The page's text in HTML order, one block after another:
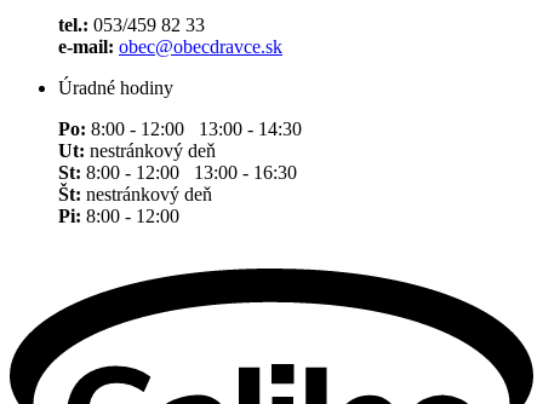
tel.: 053/459 82 33
e-mail: obec@obecdravce.sk
Úradné hodiny
Po: 8:00 - 12:00 13:00 - 14:30
Ut: nestránkový deň
St: 8:00 - 12:00 13:00 - 16:30
Št: nestránkový deň
Pi: 8:00 - 12:00